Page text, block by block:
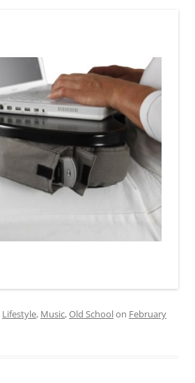
Lifestyle, Music,Old Schoolon February